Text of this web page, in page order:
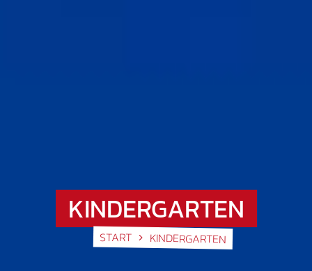
KINDERGARTEN
START KINDERGARTEN